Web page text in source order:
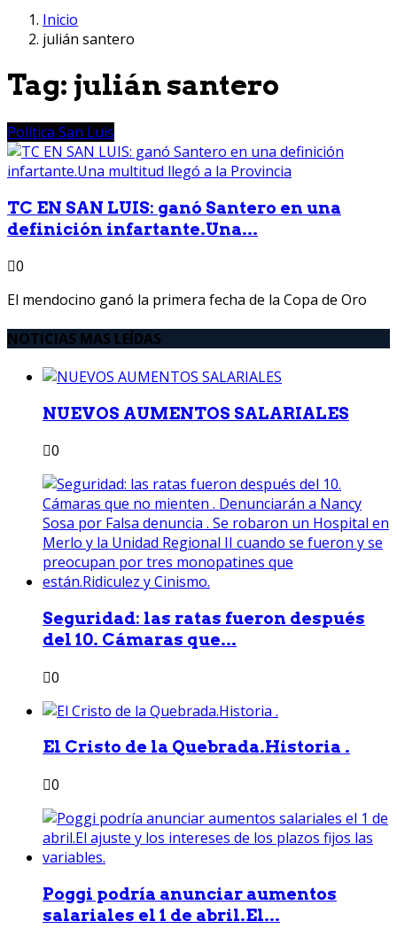
Inicio
julián santero
Tag: julián santero
Política San Luis
TC EN SAN LUIS: ganó Santero en una
definición infartante.Una...
0
El mendocino ganó la primera fecha de la Copa de Oro
NOTICIAS MAS LEÍDAS
NUEVOS AUMENTOS SALARIALES
0
Seguridad: las ratas fueron después
del 10. Cámaras que...
0
El Cristo de la Quebrada.Historia .
0
Poggi podría anunciar aumentos
salariales el 1 de abril.El...